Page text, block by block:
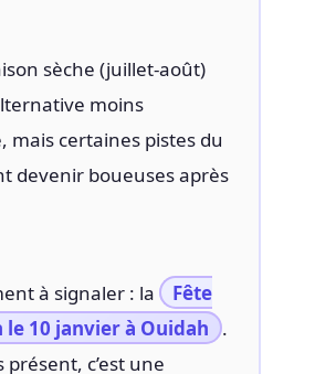
sèche (juillet-août)
moins
mais certaines pistes du
devenir boueuses après
à signaler : la Fête
le 10 janvier à Ouidah .
présent, c’est une